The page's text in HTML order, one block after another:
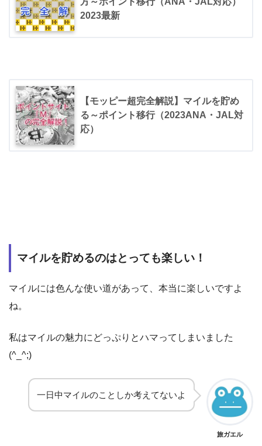
2023最新
【モッピー超完全解説】マイルを貯め
る～ポイント移行（2023ANA・JAL対
応）
マイルを貯めるのはとっても楽しい！
マイルには色んな使い道があって、本当に楽しいですよ
ね。
私はマイルの魅力にどっぷりとハマってしまいました
(^_^;)
一日中マイルのことしか考えてないよ
旅ガエル